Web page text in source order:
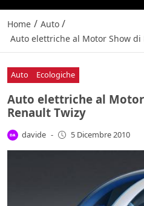
Home / Auto /
Auto elettriche al Motor Show di
Auto Ecologiche
Auto elettriche al
Renault Twizy
davide - 5 Dicembre 2010